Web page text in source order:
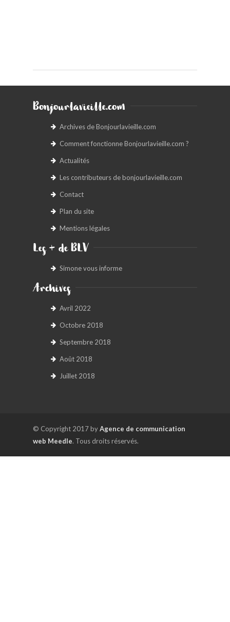
Bonjourlavieille.com
Archives de Bonjourlavieille.com
Comment fonctionne Bonjourlavieille.com ?
Actualités
Les contributeurs de bonjourlavieille.com
Contact
Plan du site
Mentions légales
Les + de BLV
Simone vous informe
Archives
Avril 2022
Octobre 2018
Septembre 2018
Août 2018
Juillet 2018
© Copyright 2017 byAgence de communication
web Meedle. Tous droits réservés.